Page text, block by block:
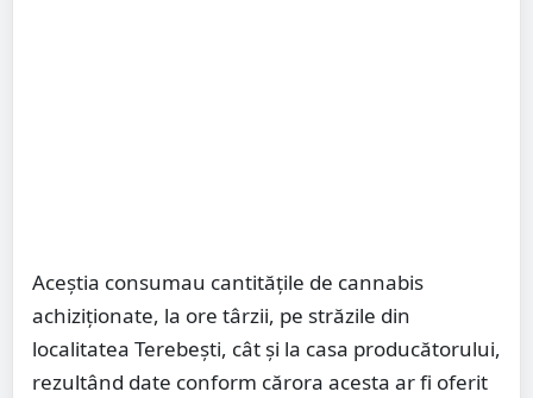
Aceștia consumau cantităţile de cannabis
achiziţionate, la ore târzii, pe străzile din
localitatea Terebeşti, cât şi la casa producătorului,
rezultând date conform cărora acesta ar fi oferit